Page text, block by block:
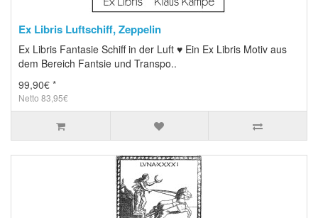
Ex Libris Luftschiff, Zeppelin
Ex Libris Fantasie Schiff in der Luft ♥ Ein Ex Libris Motiv aus
dem Bereich Fantsie und Transpo..
99,90€ *
Netto 83,95€